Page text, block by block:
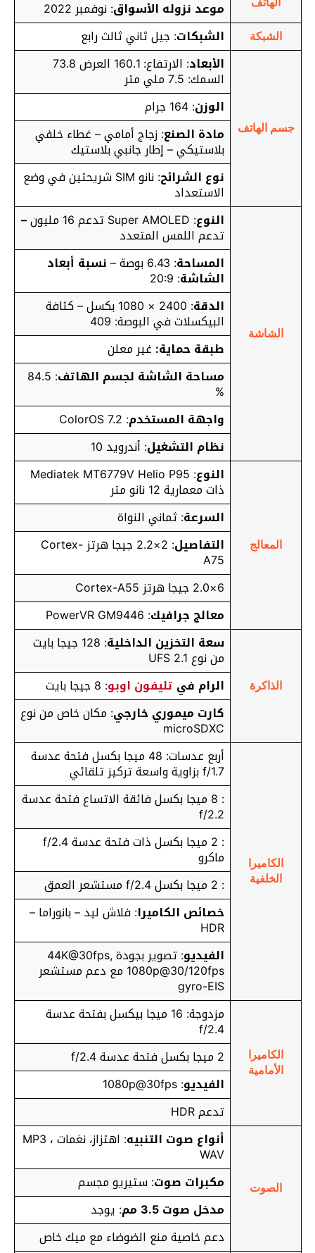
الهاتف موعد نزوله الأسواق: نوفمبر 2022
الشبكة الشبكات: جيل ثاني ثالث رابع
جسم الهاتف
الأبعاد : الارتفاع: 160.1 العرض 73.8
السمك: 7.5 ملي متر
الوزن: 164 جرام
مادة الصنع: زجاج أمامي – غطاء خلفي
بلاستيكي – إطار جانبي بلاستيك
نوع الشرائح
: نانو SIM شريحتين في وضع
الاستعداد
الشاشة
النوع: Super AMOLED تدعم 16 مليون –
تدعم اللمس المتعدد
المساحة: 6.43 بوصة – نسبة أبعاد
الشاشة: 20:9
الدقة
: 2400 × 1080 بكسل – كثافة
البيكسلات في البوصة: 409
طبقة حماية: غير معلن
مساحة الشاشة لجسم الهاتف : 84.5
%
واجهة المستخدم: ColorOS 7.2
نظام التشغيل: أندرويد 10
المعالج
النوع : Mediatek MT6779V Helio P95
ذات معمارية 12 نانو متر
السرعة: ثماني النواة
التفاصيل
: 2×2.2 جيجا هرتز Cortex-
A75
6×2.0 جيجا هرتز Cortex-A55
معالج جرافيك: PowerVR GM9446
الذاكرة
سعة التخزين الداخلية : 128 جيجا بايت
من نوع UFS 2.1
الرام في تليفون اوبو: 8 جيجا بايت
كارت ميموري خارجي: مكان خاص من نوع
microSDXC
الكاميرا
الخلفية
أربع عدسات: 48 ميجا بكسل فتحة عدسة
f/1.7 بزاوية واسعة تركيز تلقائي
: 8 ميجا بكسل فائقة الاتساع فتحة عدسة
f/2.2
: 2 ميجا بكسل ذات فتحة عدسة f/2.4
ماكرو
: 2 ميجا بكسل f/2.4 مستشعر العمق
خصائص الكاميرا: فلاش ليد – بانوراما –
HDR
الفيديو
: تصوير بجودة 44K@30fps,
1080p@30/120fps مع دعم مستشعر
gyro-EIS
الكاميرا
الأمامية
مزدوجة: 16 ميجا بيكسل بفتحة عدسة
f/2.4
2 ميجا بكسل فتحة عدسة f/2.4
الفيديو: 1080p@30fps
تدعم HDR
الصوت
أنواع صوت التنبيه : اهتزاز، نغمات MP3 ،
WAV
مكبرات صوت: ستيريو مجسم
مدخل صوت 3.5 مم
: يوجد
دعم خاصية منع الضوضاء مع ميك خاص